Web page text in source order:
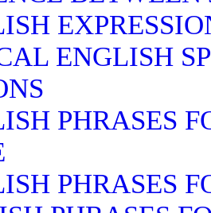
ENGLISH
PHRASES
PHRASES